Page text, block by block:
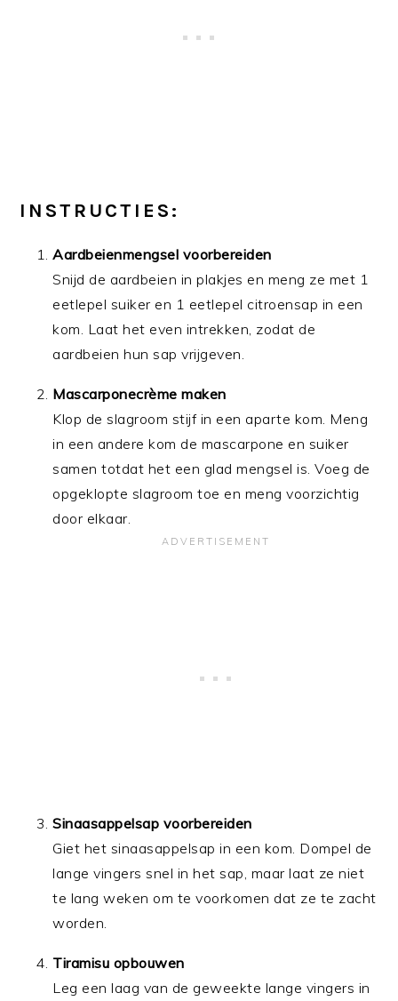
INSTRUCTIES:
Aardbeienmengsel voorbereiden
Snijd de aardbeien in plakjes en meng ze met 1
eetlepel suiker en 1 eetlepel citroensap in een
kom. Laat het even intrekken, zodat de
aardbeien hun sap vrijgeven.
Mascarponecrème maken
Klop de slagroom stijf in een aparte kom. Meng
in een andere kom de mascarpone en suiker
samen totdat het een glad mengsel is. Voeg de
opgeklopte slagroom toe en meng voorzichtig
door elkaar.
Sinaasappelsap voorbereiden
Giet het sinaasappelsap in een kom. Dompel de
lange vingers snel in het sap, maar laat ze niet
te lang weken om te voorkomen dat ze te zacht
worden.
Tiramisu opbouwen
Leg een laag van de geweekte lange vingers in